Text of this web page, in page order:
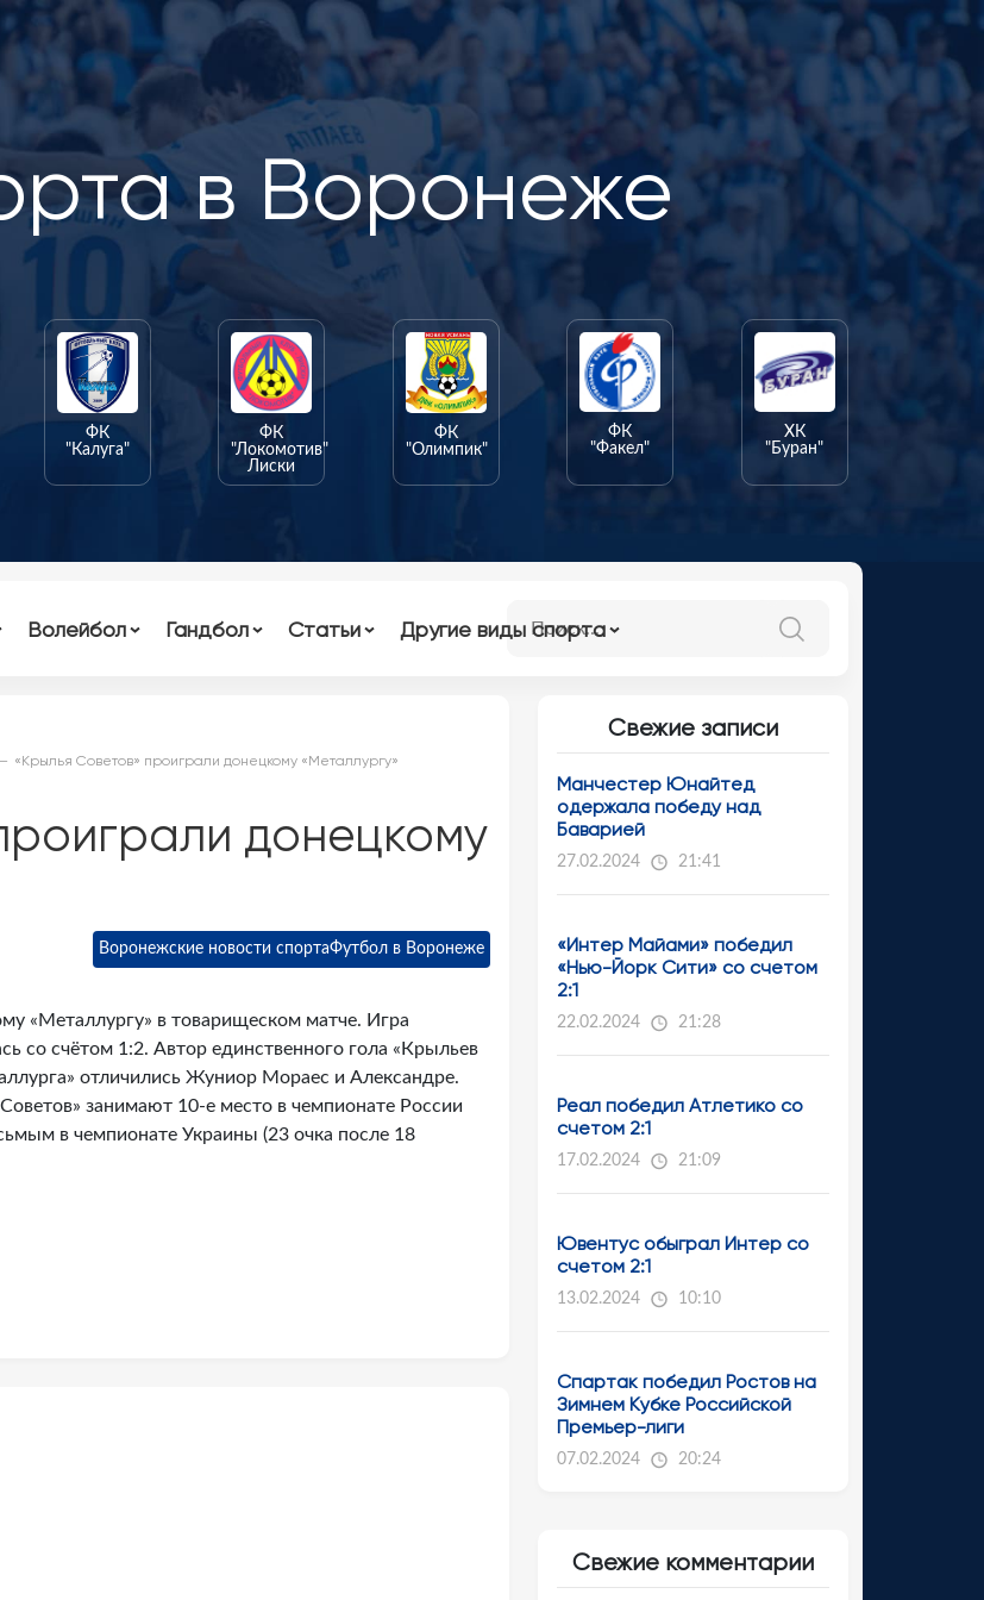
в Воронеже
ФК
"Калуга"
ФК
"Локомотив"
Лиски
ФК
"Олимпик"
ФК
"Факел"
ХК
"Буран"
Волейбол Гандбол Статьи Другие виды спорта
«Крылья Советов» проиграли донецкому «Металлургу»
донецкому
Воронежские новости спортаФутбол в Воронеже
«Металлургу» в товарищеском матче. Игра
со счётом 1:2. Автор единственного гола «Крыльев
отличились Жуниор Мораес и Александре.
занимают 10-е место в чемпионате России
в чемпионате Украины (23 очка после 18
Свежие записи
Манчестер Юнайтед
одержала победу над
Баварией
27.02.2024 21:41
«Интер Майами» победил
«Нью-Йорк Сити» со счетом
2:1
22.02.2024 21:28
Реал победил Атлетико со
счетом 2:1
17.02.2024 21:09
Ювентус обыграл Интер со
счетом 2:1
13.02.2024 10:10
Спартак победил Ростов на
Зимнем Кубке Российской
Премьер-лиги
07.02.2024 20:24
Свежие комментарии